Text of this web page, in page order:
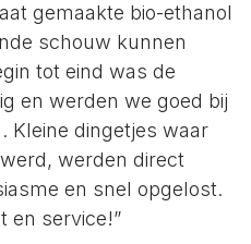
gemaakte bio-ethanol
schouw kunnen
tot eind was de
en werden we goed bij
Kleine dingetjes waar
werden direct
en snel opgelost.
en service!”